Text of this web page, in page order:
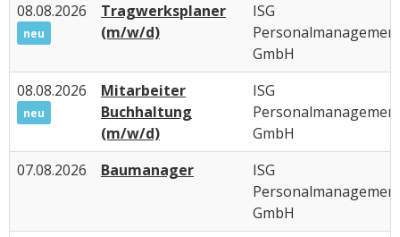
08.08.2026
neu
Tragwerksplaner
(m/w/d)
ISG
GmbH
08.08.2026
neu
Mitarbeiter
Buchhaltung
(m/w/d)
ISG
GmbH
07.08.2026
Baumanager
ISG
GmbH